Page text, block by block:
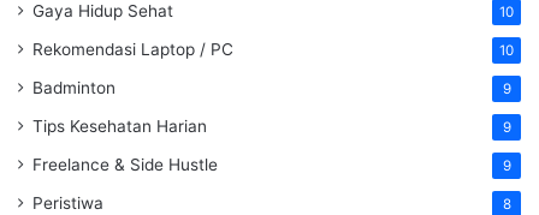
Gaya Hidup Sehat 10
Rekomendasi Laptop / PC 10
Badminton 9
Tips Kesehatan Harian 9
Freelance & Side Hustle 9
Peristiwa 8